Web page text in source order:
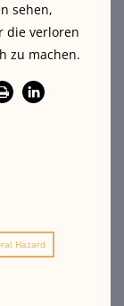
sehen,
die verloren
zu machen.
Hazard